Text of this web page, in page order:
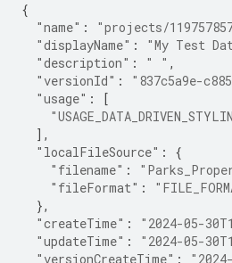
{
"name" :
"projects/
"displayName" : "My Test
"description" : " " ,
"versionId" :
"837c5a9e-
"usage" :
[
],
"localFileSource" :
{
"filename" :
"fileFormat" :
},
"createTime" : "2024-05-
"updateTime" : "2024-05-
"versionCreateTime" :